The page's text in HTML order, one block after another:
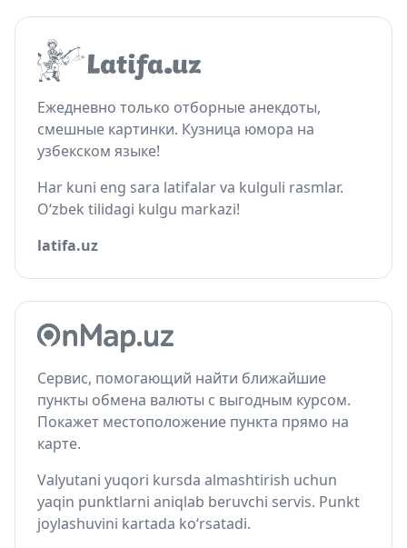
Ежедневно только отборные анекдоты,
смешные картинки. Кузница юмора на
узбекском языке!
Har kuni eng sara latifalar va kulguli rasmlar.
O‘zbek tilidagi kulgu markazi!
latifa.uz
Сервис, помогающий найти ближайшие
пункты обмена валюты с выгодным курсом.
Покажет местоположение пункта прямо на
карте.
Valyutani yuqori kursda almashtirish uchun
yaqin punktlarni aniqlab beruvchi servis. Punkt
joylashuvini kartada ko‘rsatadi.